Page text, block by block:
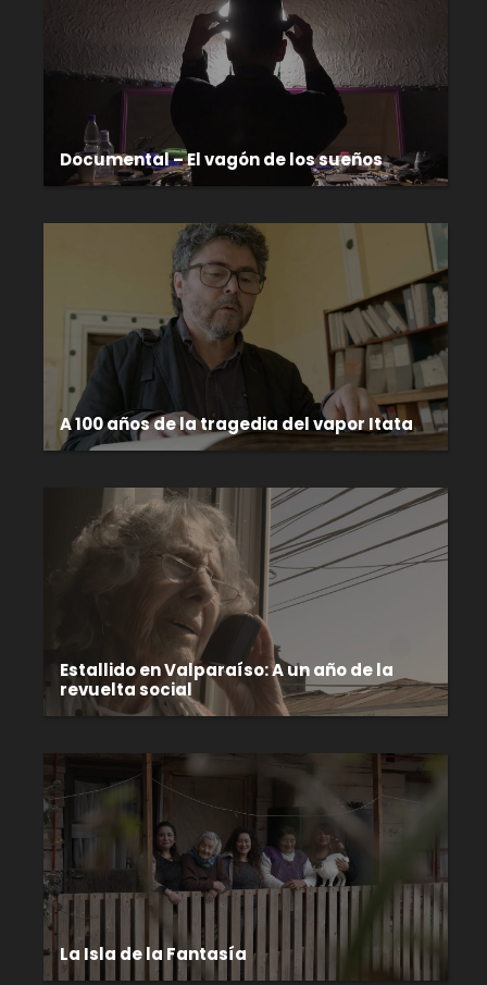
Documental – El vagón de los sueños
A 100 años de la tragedia del vapor Itata
Estallido en Valparaíso: A un año de la
revuelta social
La Isla de la Fantasía